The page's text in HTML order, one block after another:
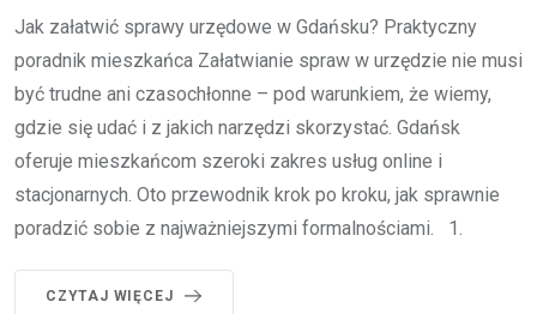
Jak załatwić sprawy urzędowe w Gdańsku? Praktyczny
poradnik mieszkańca Załatwianie spraw w urzędzie nie musi
być trudne ani czasochłonne – pod warunkiem, że wiemy,
gdzie się udać i z jakich narzędzi skorzystać. Gdańsk
oferuje mieszkańcom szeroki zakres usług online i
stacjonarnych. Oto przewodnik krok po kroku, jak sprawnie
poradzić sobie z najważniejszymi formalnościami. 1.
CZYTAJ WIĘCEJ